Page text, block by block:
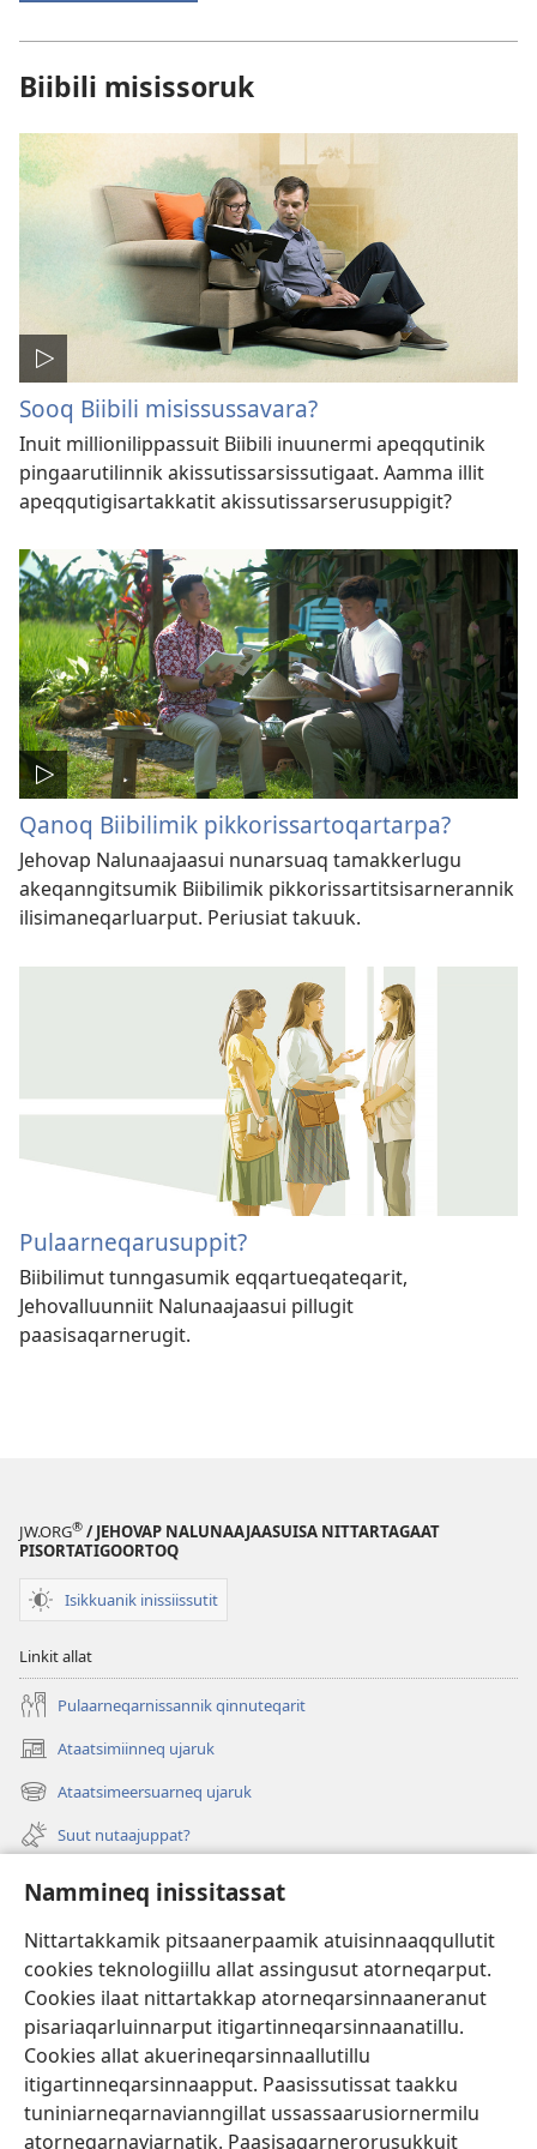
Nammineq inissitassat
Nittartakkamik pitsaanerpaamik atuisinnaaqqullutit
cookies teknologiillu allat assingusut atorneqarput.
Cookies ilaat nittartakkap atorneqarsinnaaneranut
pisariaqarluinnarput itigartinneqarsinnaanatillu.
Cookies allat akuerineqarsinnaallutillu
itigartinneqarsinnaapput. Paasissutissat taakku
tuniniarneqarnavianngillat ussassaarusiornermilu
atorneqarnaviarnatik. Paasisaqarnerorusukkuit
Biibili misissoruk
Sooq Biibili misissussavara?
Inuit millionilippassuit Biibili inuunermi apeqqutinik
pingaarutilinnik akissutissarsissutigaat. Aamma illit
apeqqutigisartakkatit akissutissarserusuppigit?
Qanoq Biibilimik pikkorissartoqartarpa?
Jehovap Nalunaajaasui nunarsuaq tamakkerlugu
akeqanngitsumik Biibilimik pikkorissartitsisarnerannik
ilisimaneqarluarput. Periusiat takuuk.
Pulaarneqarusuppit?
Biibilimut tunngasumik eqqar­tueqateqarit,
Jehovalluunniit Nalunaajaasui pillugit
paasisaqarnerugit.
JW.ORG® / JEHOVAP NALUNAAJAASUISA NITTARTAGAAT
PISORTATIGOORTOQ
Isikkuanik inissiissutit
Linkit allat
Pulaarneqarnissannik qinnuteqarit
Ataatsimiinneq ujaruk
(opens
new
window)
Ataatsimeersuarneq ujaruk
(opens
new
window)
Suut nutaajuppat?
Isiginnaagassiat
Tunissuteqarneq
(opens
new
window)INTERNETIKKUT ATUAGAATEQARFIK Watchtower™
(opens
new
window)JW Hub ®
(opens
new